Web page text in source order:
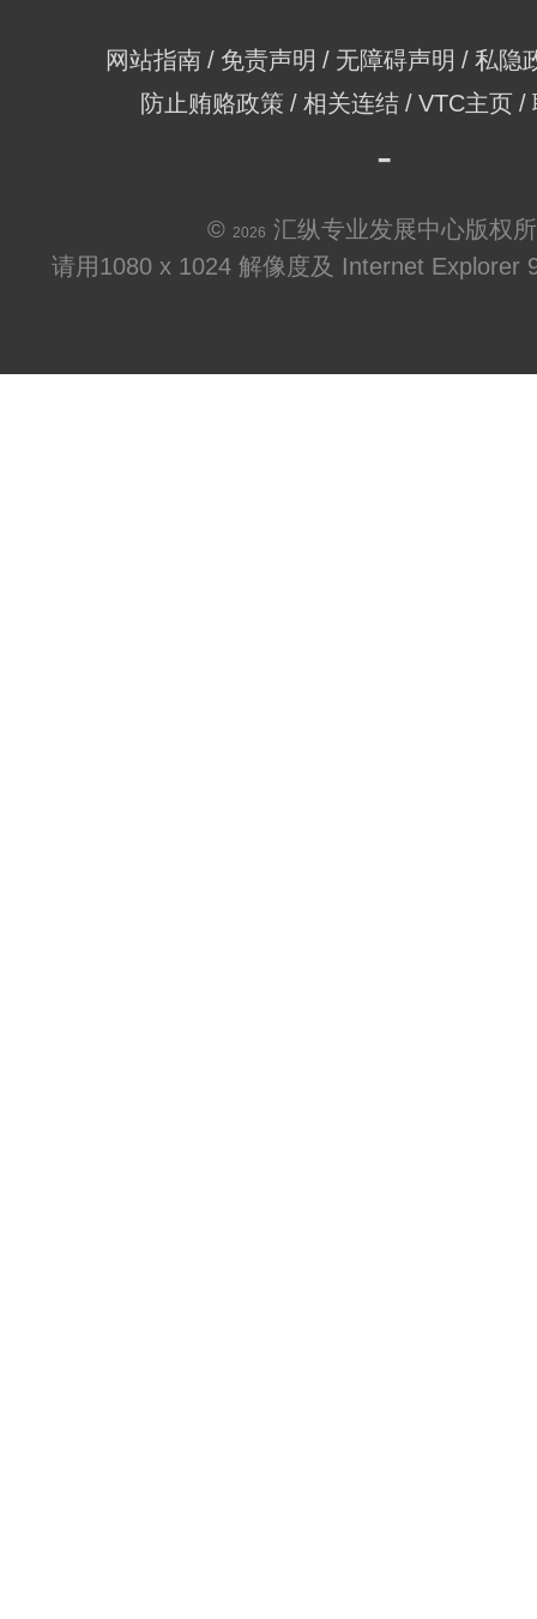
网站指南 免责声明 无障碍声明
私隐
防止贿赂政策
相关连结 VTC主页
© 2026 汇纵专业发展中心版权
请用1080 x 1024 解像度及 Internet Explorer